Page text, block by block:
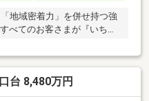
地域密着力」を併せ持つ強
べてのお客さまが『いちば
すカフェのようにリラック
雰囲気を大切に売買のご提
相続の問題、さらに人生の
お一人に分かりやすく不動
べての相談が気軽に楽しく
台 8,480万円